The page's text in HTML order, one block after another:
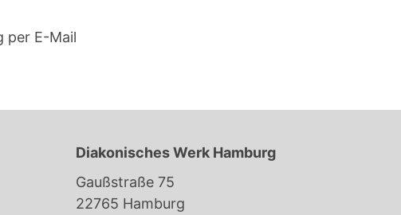
per E-Mail
Diakonisches Werk Hamburg
Gaußstraße 75
22765 Hamburg